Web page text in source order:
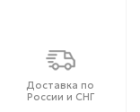
Доставка по
России и СНГ